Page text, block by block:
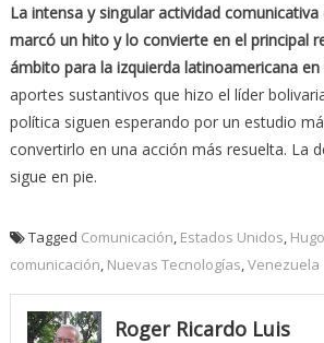
La intensa y singular actividad comunicativa
marcó un hito y lo convierte en el principal
ámbito para la izquierda latinoamericana
aportes sustantivos que hizo el líder
política siguen esperando por un estudio
convertirlo en una acción más resuelta. La
sigue en pie.
Tagged Comunicación, Estados Unidos,
comunicación, Nuevas Tecnologías,Venezuela
Roger Ricardo Luis